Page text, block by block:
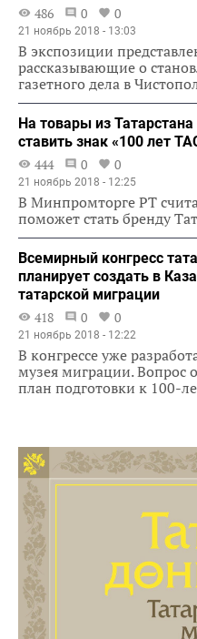
486
0 0
21 ноябрь 2018 - 13:03
В экспозиции
рассказывающие о
газетного дела в
На товары из Татарстана
ставить знак «100 лет
444
0 0
21 ноябрь 2018 - 12:25
В Минпромторге РТ
поможет стать бренду
Всемирный конгресс
планирует создать в
татарской миграции
418
0 0
21 ноябрь 2018 - 12:22
В конгрессе уже
музея миграции. Вопрос
план подготовки к 100-